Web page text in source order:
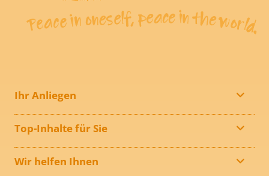
Ihr Anliegen
Top-Inhalte für Sie
Wir helfen Ihnen